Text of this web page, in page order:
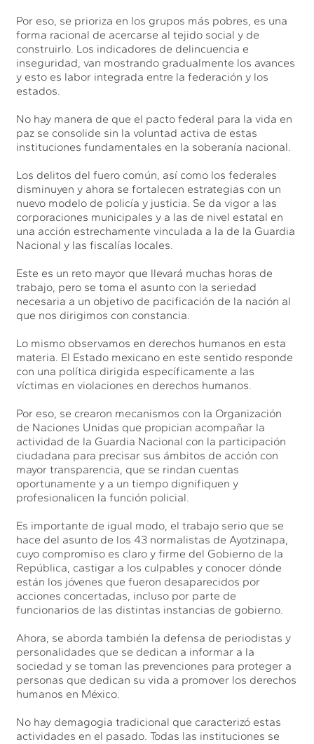
Por eso, se prioriza en los grupos más pobres, es una
forma racional de acercarse al tejido social y de
construirlo. Los indicadores de delincuencia e
inseguridad, van mostrando gradualmente los avances
y esto es labor integrada entre la federación y los
estados.
No hay manera de que el pacto federal para la vida en
paz se consolide sin la voluntad activa de estas
instituciones fundamentales en la soberanía nacional.
Los delitos del fuero común, así como los federales
disminuyen y ahora se fortalecen estrategias con un
nuevo modelo de policía y justicia. Se da vigor a las
corporaciones municipales y a las de nivel estatal en
una acción estrechamente vinculada a la de la Guardia
Nacional y las fiscalías locales.
Este es un reto mayor que llevará muchas horas de
trabajo, pero se toma el asunto con la seriedad
necesaria a un objetivo de pacificación de la nación al
que nos dirigimos con constancia.
Lo mismo observamos en derechos humanos en esta
materia. El Estado mexicano en este sentido responde
con una política dirigida específicamente a las
víctimas en violaciones en derechos humanos.
Por eso, se crearon mecanismos con la Organización
de Naciones Unidas que propician acompañar la
actividad de la Guardia Nacional con la participación
ciudadana para precisar sus ámbitos de acción con
mayor transparencia, que se rindan cuentas
oportunamente y a un tiempo dignifiquen y
profesionalicen la función policial.
Es importante de igual modo, el trabajo serio que se
hace del asunto de los 43 normalistas de Ayotzinapa,
cuyo compromiso es claro y firme del Gobierno de la
República, castigar a los culpables y conocer dónde
están los jóvenes que fueron desaparecidos por
acciones concertadas, incluso por parte de
funcionarios de las distintas instancias de gobierno.
Ahora, se aborda también la defensa de periodistas y
personalidades que se dedican a informar a la
sociedad y se toman las prevenciones para proteger a
personas que dedican su vida a promover los derechos
humanos en México.
No hay demagogia tradicional que caracterizó estas
actividades en el pasado. Todas las instituciones se